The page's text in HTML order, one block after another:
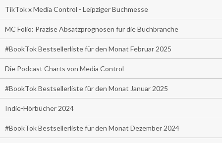
TikTok x Media Control - Leipziger Buchmesse
MC Folio: Präzise Absatzprognosen für die Buchbranche
#BookTok Bestsellerliste für den Monat Februar 2025
Die Podcast Charts von Media Control
#BookTok Bestsellerliste für den Monat Januar 2025
Indie-Hörbücher 2024
#BookTok Bestsellerliste für den Monat Dezember 2024